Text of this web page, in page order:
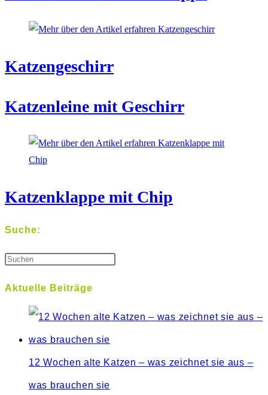
Katzengeschirr
Katzenleine mit Geschirr
Katzenklappe mit Chip
Suche:
Aktuelle Beiträge
12 Wochen alte Katzen – was zeichnet sie aus –
was brauchen sie